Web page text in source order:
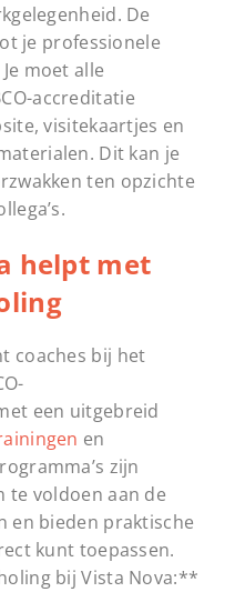
De
je professionele
moet alle
accreditatie
visitekaartjes en
Dit kan je
ten opzichte
helpt met
coaches bij het
een uitgebreid
en
zijn
te voldoen aan de
en bieden praktische
kunt toepassen.
bij Vista Nova:**